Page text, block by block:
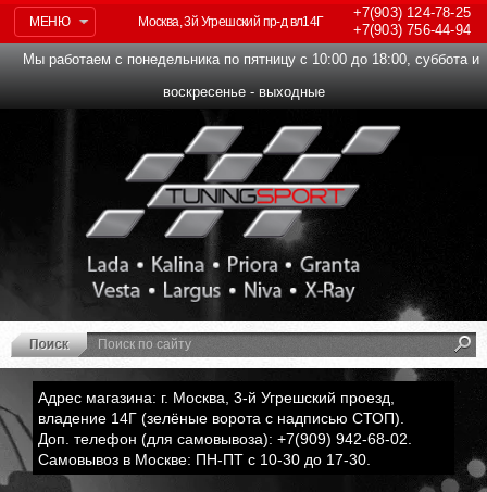
МЕНЮ
+7(903)124-78-25
+7(903)756-44-94
Москва, 3й Угрешский пр-д вл14Г
Мы работаем с понедельника по пятницу с 10:00 до 18:00, суббота и
воскресенье - выходные
Адрес магазина: г. Москва, 3-й Угрешский проезд,
владение 14Г (зелёные ворота с надписью СТОП).
Доп. телефон (для самовывоза): +7(909) 942-68-02.
Самовывоз в Москве: ПН-ПТ с 10-30 до 17-30.